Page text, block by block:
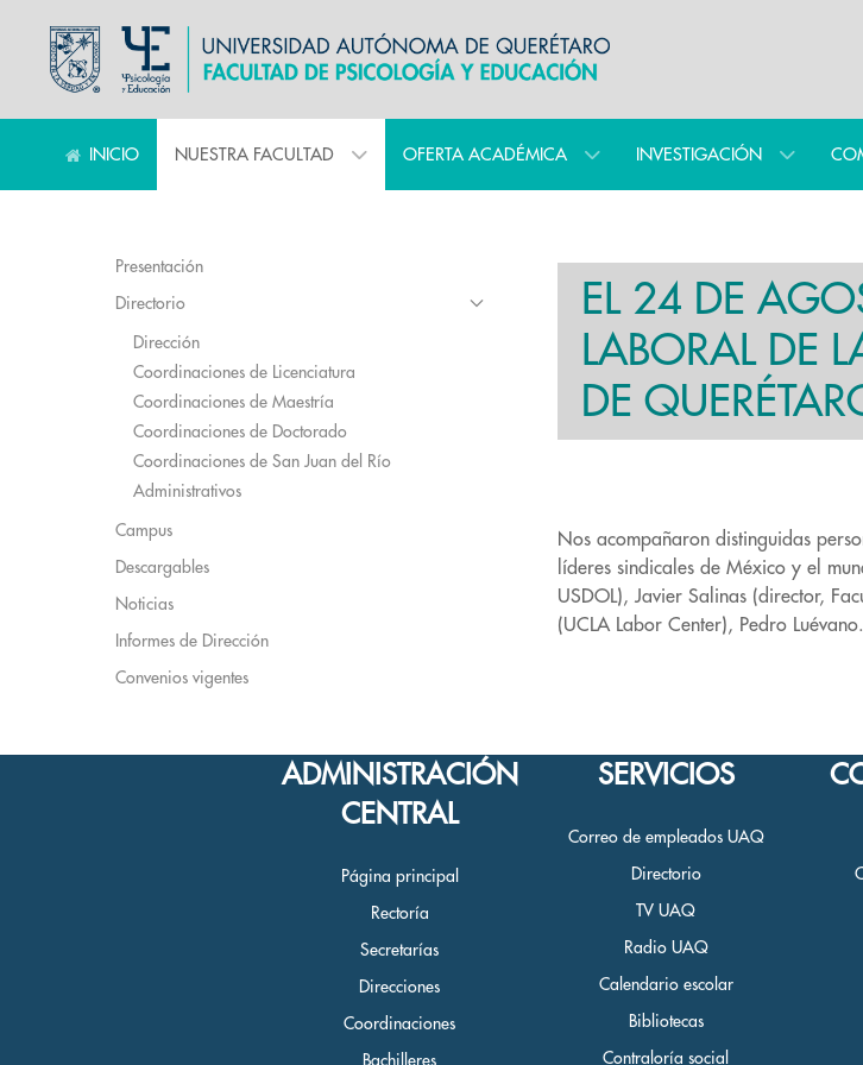
INICIO NUESTRA FACULTAD OFERTA ACADÉMICA INVESTIGACIÓN
Presentación
Directorio
Dirección
Coordinaciones de Licenciatura
Coordinaciones de Maestría
Coordinaciones de Doctorado
Coordinaciones de San Juan del Río
Administrativos
Campus
Descargables
Noticias
Informes de Dirección
Convenios vigentes
EL 24 DE
LABORAL DE
DE
Nos acompañaron distinguidas
líderes sindicales de México y el
USDOL), Javier Salinas (director,
(UCLA Labor Center), Pedro Luévano.
ADMINISTRACIÓN
CENTRAL
Página principal
Rectoría
Secretarías
Direcciones
Coordinaciones
Bachilleres
SERVICIOS
Correo de empleados UAQ
Directorio
TV UAQ
Radio UAQ
Calendario escolar
Bibliotecas
Contraloría social